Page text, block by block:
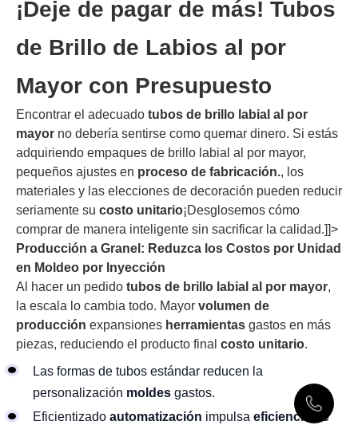
¡Deje de pagar de más! Tubos
de Brillo de Labios al por
Mayor con Presupuesto
Encontrar el adecuado tubos de brillo labial al por
mayor no debería sentirse como quemar dinero. Si estás
adquiriendo empaques de brillo labial al por mayor,
pequeños ajustes en proceso de fabricación., los
materiales y las elecciones de decoración pueden reducir
seriamente su costo unitario¡Desglosemos cómo
comprar de manera inteligente sin sacrificar la calidad.]]>
Producción a Granel: Reduzca los Costos por Unidad
en Moldeo por Inyección
Al hacer un pedido tubos de brillo labial al por mayor,
la escala lo cambia todo. Mayor volumen de
producción expansiones herramientas gastos en más
piezas, reduciendo el producto final costo unitario.
Las formas de tubos estándar reducen la
personalización moldes gastos.
Eficientizado automatización impulsa eficiencia de